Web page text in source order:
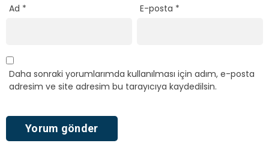
Ad * E-posta *
Daha sonraki yorumlarımda kullanılması için adım, e-posta
adresim ve site adresim bu tarayıcıya kaydedilsin.